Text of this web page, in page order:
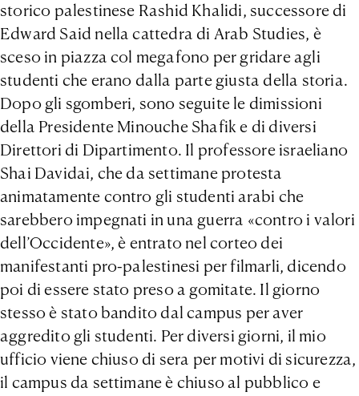
storico palestinese Rashid Khalidi, successore di
Edward Said nella cattedra di Arab Studies, è
sceso in piazza col megafono per gridare agli
studenti che erano dalla parte giusta della storia.
Dopo gli sgomberi, sono seguite le dimissioni
della Presidente Minouche Shafik e di diversi
Direttori di Dipartimento. Il professore israeliano
Shai Davidai, che da settimane protesta
animatamente contro gli studenti arabi che
sarebbero impegnati in una guerra «contro i valori
dell’Occidente», è entrato nel corteo dei
manifestanti pro-palestinesi per filmarli, dicendo
poi di essere stato preso a gomitate. Il giorno
stesso è stato bandito dal campus per aver
aggredito gli studenti. Per diversi giorni, il mio
ufficio viene chiuso di sera per motivi di sicurezza,
il campus da settimane è chiuso al pubblico e